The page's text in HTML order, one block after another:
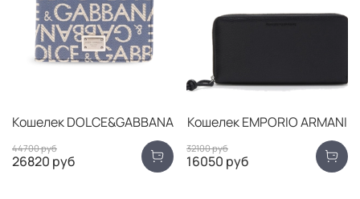
Кошелек DOLCE&GABBANA
44700 руб
26820 руб
Кошелек EMPORIO ARMANI
32100 руб
16050 руб